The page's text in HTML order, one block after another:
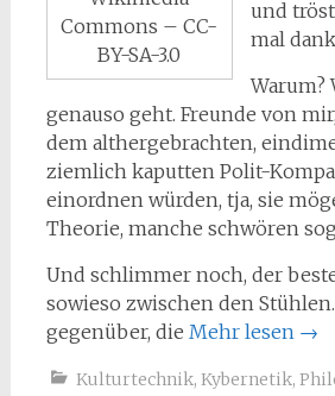
Commons – CC-
BY-SA-3.0
und
mal
Warum?
genauso geht. Freunde von
dem althergebrachten,
ziemlich kaputten Polit-
einordnen würden, tja, sie
Theorie, manche schwören
Und schlimmer noch, der
sowieso zwischen den
gegenüber, die Mehr lesen →
Kulturtechnik, Kybernetik,